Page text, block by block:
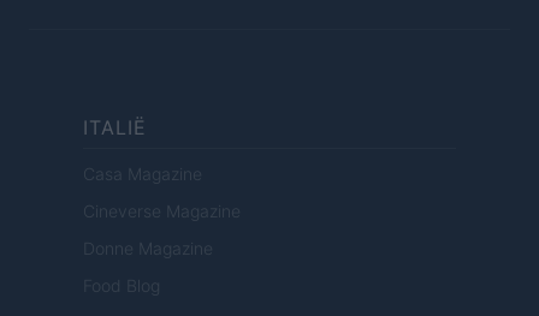
ITALIË
Casa Magazine
Cineverse Magazine
Donne Magazine
Food Blog